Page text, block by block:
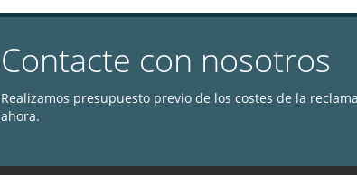
Contacte con nosotros
Realizamos presupuesto previo de los costes de la
ahora.